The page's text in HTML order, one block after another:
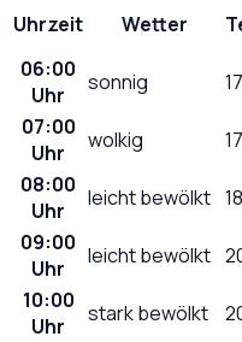
Uhrzeit
Wetter
06:00
Uhr
sonnig 17
07:00
Uhr
wolkig 17
08:00
Uhr
leicht bewölkt 18
09:00
Uhr
leicht bewölkt
10:00
Uhr
stark bewölkt